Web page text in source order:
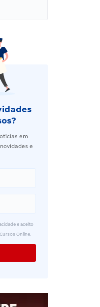
em
e
e aceito
Online.